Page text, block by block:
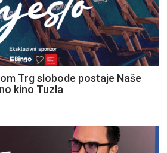
Trg slobode postaje Naše
kino Tuzla